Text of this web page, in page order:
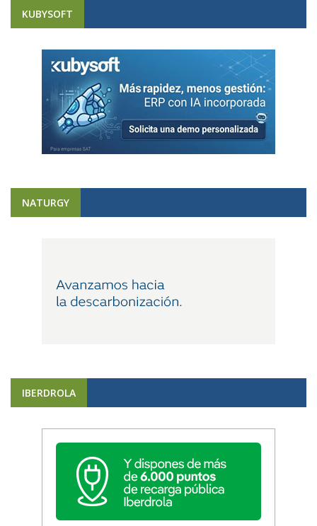
KUBYSOFT
NATURGY
IBERDROLA